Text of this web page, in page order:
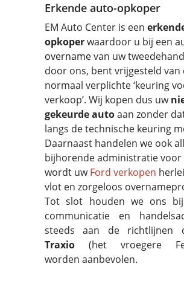
Erkende auto-opkoper
EM Auto Center is een
opkoperwaardoor u bij een
overnamevan uw
door ons, bent vrijgesteld van
normaal verplichte ‘keuring
verkoop’. Wij kopen dus uw
gekeurde autoaan zonder
langs de technische keuring
Daarnaast handelen we ook
bijhorende administratie voor
wordt uwFord verkopen
vlot en zorgeloos
Tot slot houden we ons
communicatie en
steeds aan de richtlijnen
Traxio (het vroegere
worden aanbevolen.